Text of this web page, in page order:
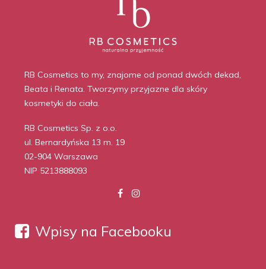
RB Cosmetics to my, znajome od ponad dwóch dekad,
Beata i Renata. Tworzymy przyjazne dla skóry
kosmetyki do ciała.
RB Cosmetics Sp. z o.o.
ul. Bernardyńska 13 m. 19
02-904 Warszawa
NIP 5213888093
Wpisy na Facebooku